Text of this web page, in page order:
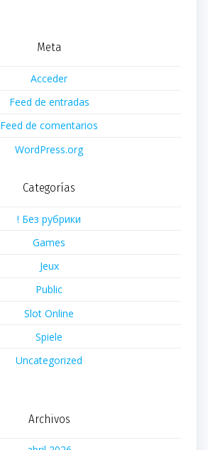
Meta
Acceder
Feed de entradas
Feed de comentarios
WordPress.org
Categorías
! Без рубрики
Games
Jeux
Public
Slot Online
Spiele
Uncategorized
Archivos